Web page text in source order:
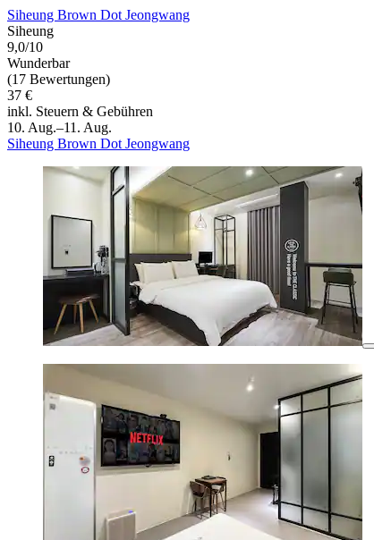
Siheung Brown Dot Jeongwang
Siheung
9,0/10
Wunderbar
(17 Bewertungen)
37 €
inkl. Steuern & Gebühren
10. Aug.–11. Aug.
Siheung Brown Dot Jeongwang